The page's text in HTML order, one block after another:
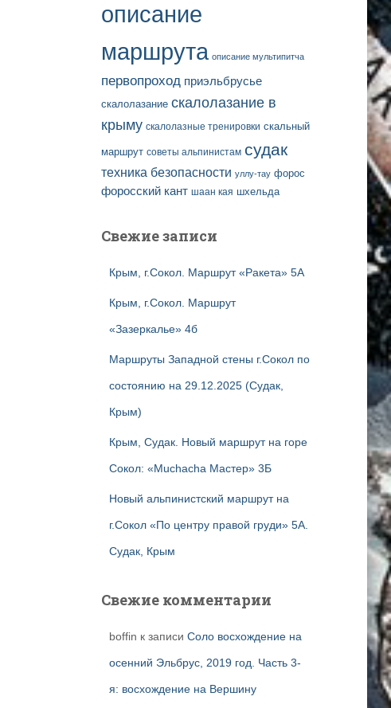
описание
маршрута описание мультипитча
первопроход приэльбрусье
скалолазание скалолазание в
крыму скалолазные тренировки скальный
маршрут советы альпинистам судак
техника безопасности уллу-тау форос
форосский кант шаан кая шхельда
Свежие записи
Крым, г.Сокол. Маршрут «Ракета» 5А
Крым, г.Сокол. Маршрут
«Зазеркалье» 4б
Маршруты Западной стены г.Сокол по
состоянию на 29.12.2025 (Судак,
Крым)
Крым, Судак. Новый маршрут на горе
Сокол: «Muchacha Мастер» 3Б
Новый альпинистский маршрут на
г.Сокол «По центру правой груди» 5А.
Судак, Крым
Свежие комментарии
boffin к записи Соло восхождение на
осенний Эльбрус, 2019 год. Часть 3-
я: восхождение на Вершину